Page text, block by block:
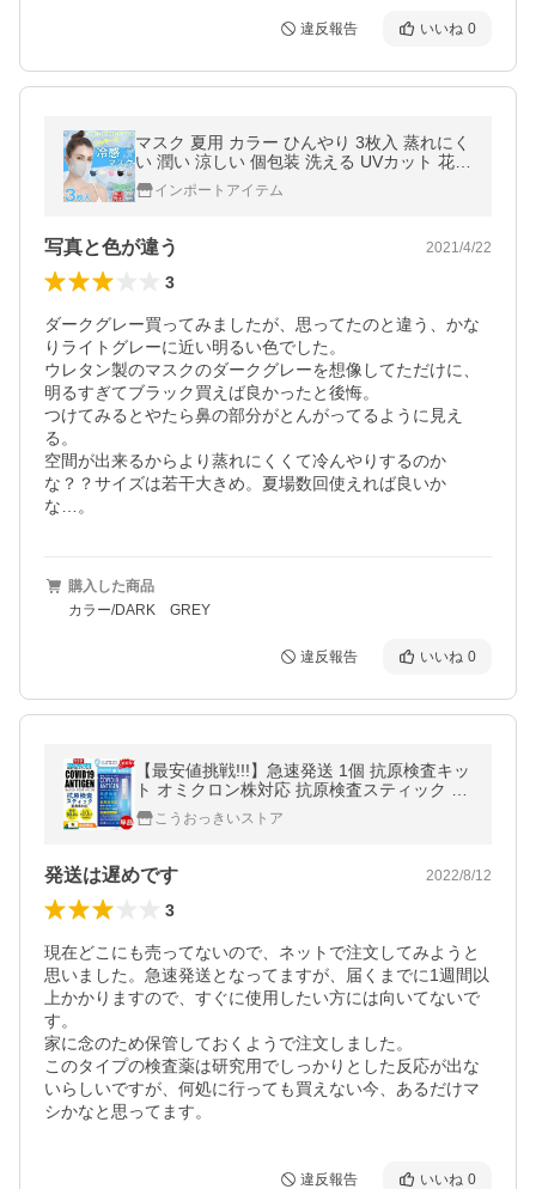
違反報告 いいね 0
マスク 夏用 カラー ひんやり 3枚入 蒸れにく
い 潤い 涼しい 個包装 洗える UVカット 花粉
ウィルス PM2.5
インポートアイテム
写真と色が違う 2021/4/22
3
ダークグレー買ってみましたが、思ってたのと違う、かな
りライトグレーに近い明るい色でした。
ウレタン製のマスクのダークグレーを想像してただけに、
明るすぎてブラック買えば良かったと後悔。
つけてみるとやたら鼻の部分がとんがってるように見え
る。
空間が出来るからより蒸れにくくて冷んやりするのか
な？？サイズは若干大きめ。夏場数回使えれば良いか
な…。
購入した商品
カラー/DARK GREY
違反報告 いいね 0
【最安値挑戦!!!】急速発送 1個 抗原検査キッ
ト オミクロン株対応 抗原検査スティック 変
異株対応 日本製 送料無料 Toamit 東亜産業
唾液検査 約10分で検出
こうおっきいストア
発送は遅めです 2022/8/12
3
現在どこにも売ってないので、ネットで注文してみようと
思いました。急速発送となってますが、届くまでに1週間以
上かかりますので、すぐに使用したい方には向いてないで
す。
家に念のため保管しておくようで注文しました。
このタイプの検査薬は研究用でしっかりとした反応が出な
いらしいですが、何処に行っても買えない今、あるだけマ
シかなと思ってます。
違反報告 いいね 0